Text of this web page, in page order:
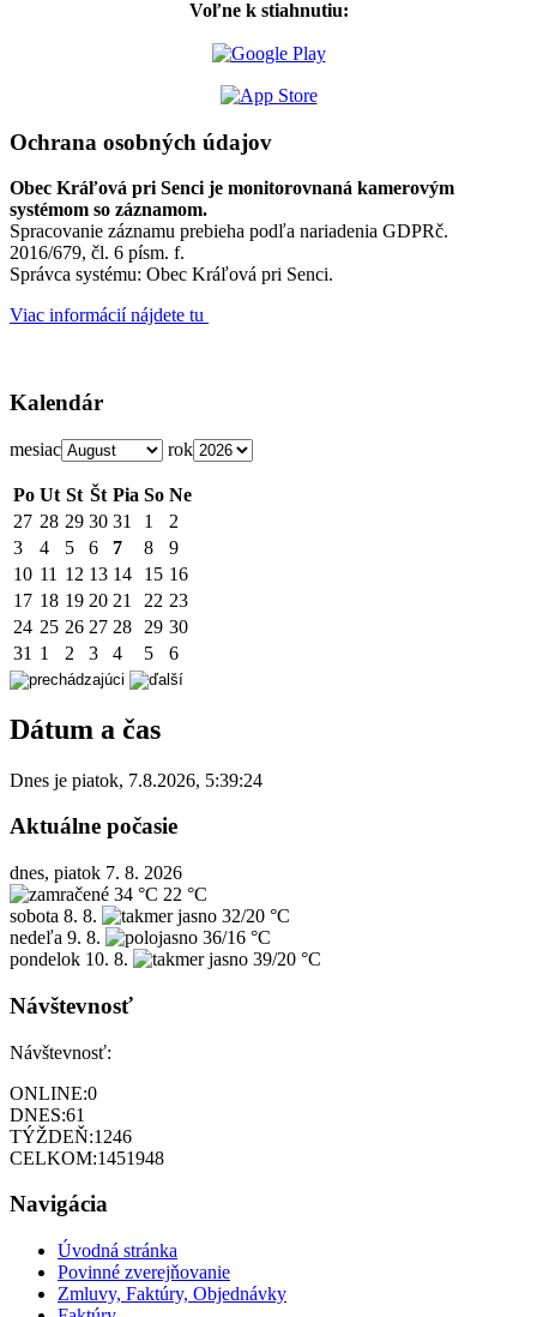
Voľne k stiahnutiu:
Ochrana osobných údajov
Obec Kráľová pri Senci je monitorovnaná kamerovým
systémom so záznamom.
Spracovanie záznamu prebieha podľa nariadenia GDPRč.
2016/679, čl. 6 písm. f.
Správca systému: Obec Kráľová pri Senci.
Viac informácií nájdete tu
Kalendár
mesiac rok
Po Ut St Št Pia So Ne
27 28 29 30 31 1
2
3
4 5 6 7 8
9
10 11 12 13 14 15 16
17 18 19 20 21 22 23
24 25 26 27 28 29 30
31 1 2 3 4 5 6
Dátum a čas
Dnes je piatok, 7.8.2026, 5:39:24
Aktuálne počasie
dnes, piatok 7. 8. 2026
34 °C 22 °C
sobota 8. 8.
32/20 °C
nedeľa 9. 8.
36/16 °C
pondelok 10. 8. 39/20 °C
Návštevnosť
Návštevnosť:
ONLINE:0
DNES:61
TÝŽDEŇ:1246
CELKOM:1451948
Navigácia
Úvodná stránka
Povinné zverejňovanie
Zmluvy, Faktúry, Objednávky